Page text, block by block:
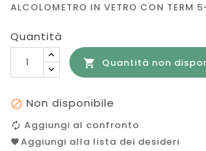
ALCOLOMETRO IN VETRO CON TERM
Quantità
 Quantità non
 Non disponibile
Aggiungi al confronto
Aggiungi alla lista dei desideri